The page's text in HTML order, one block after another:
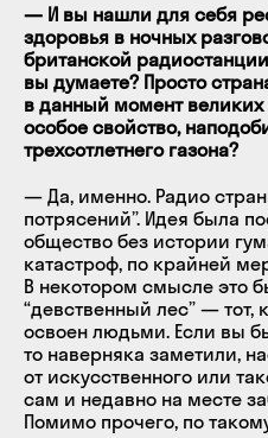
— И вы нашли для себя
здоровья в ночных
британской
вы думаете? Просто
в данный момент великих
особое свойство,
трехсотлетнего газона?
— Да, именно. Радио
потрясений”. Идея была
общество без истории
катастроф, по крайней
В некотором смысле это
“девственный лес” — тот,
освоен людьми. Если вы
то наверняка заметили,
от искусственного или
сам и недавно на месте
Помимо прочего, по